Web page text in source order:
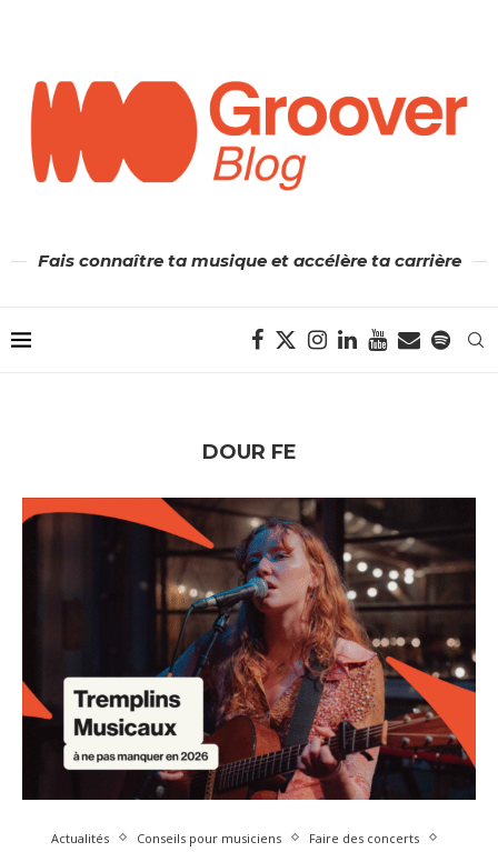
Fais connaître ta musique et accélère ta carrière
DOUR FE
Actualités Conseils pour musiciens
Faire des concerts